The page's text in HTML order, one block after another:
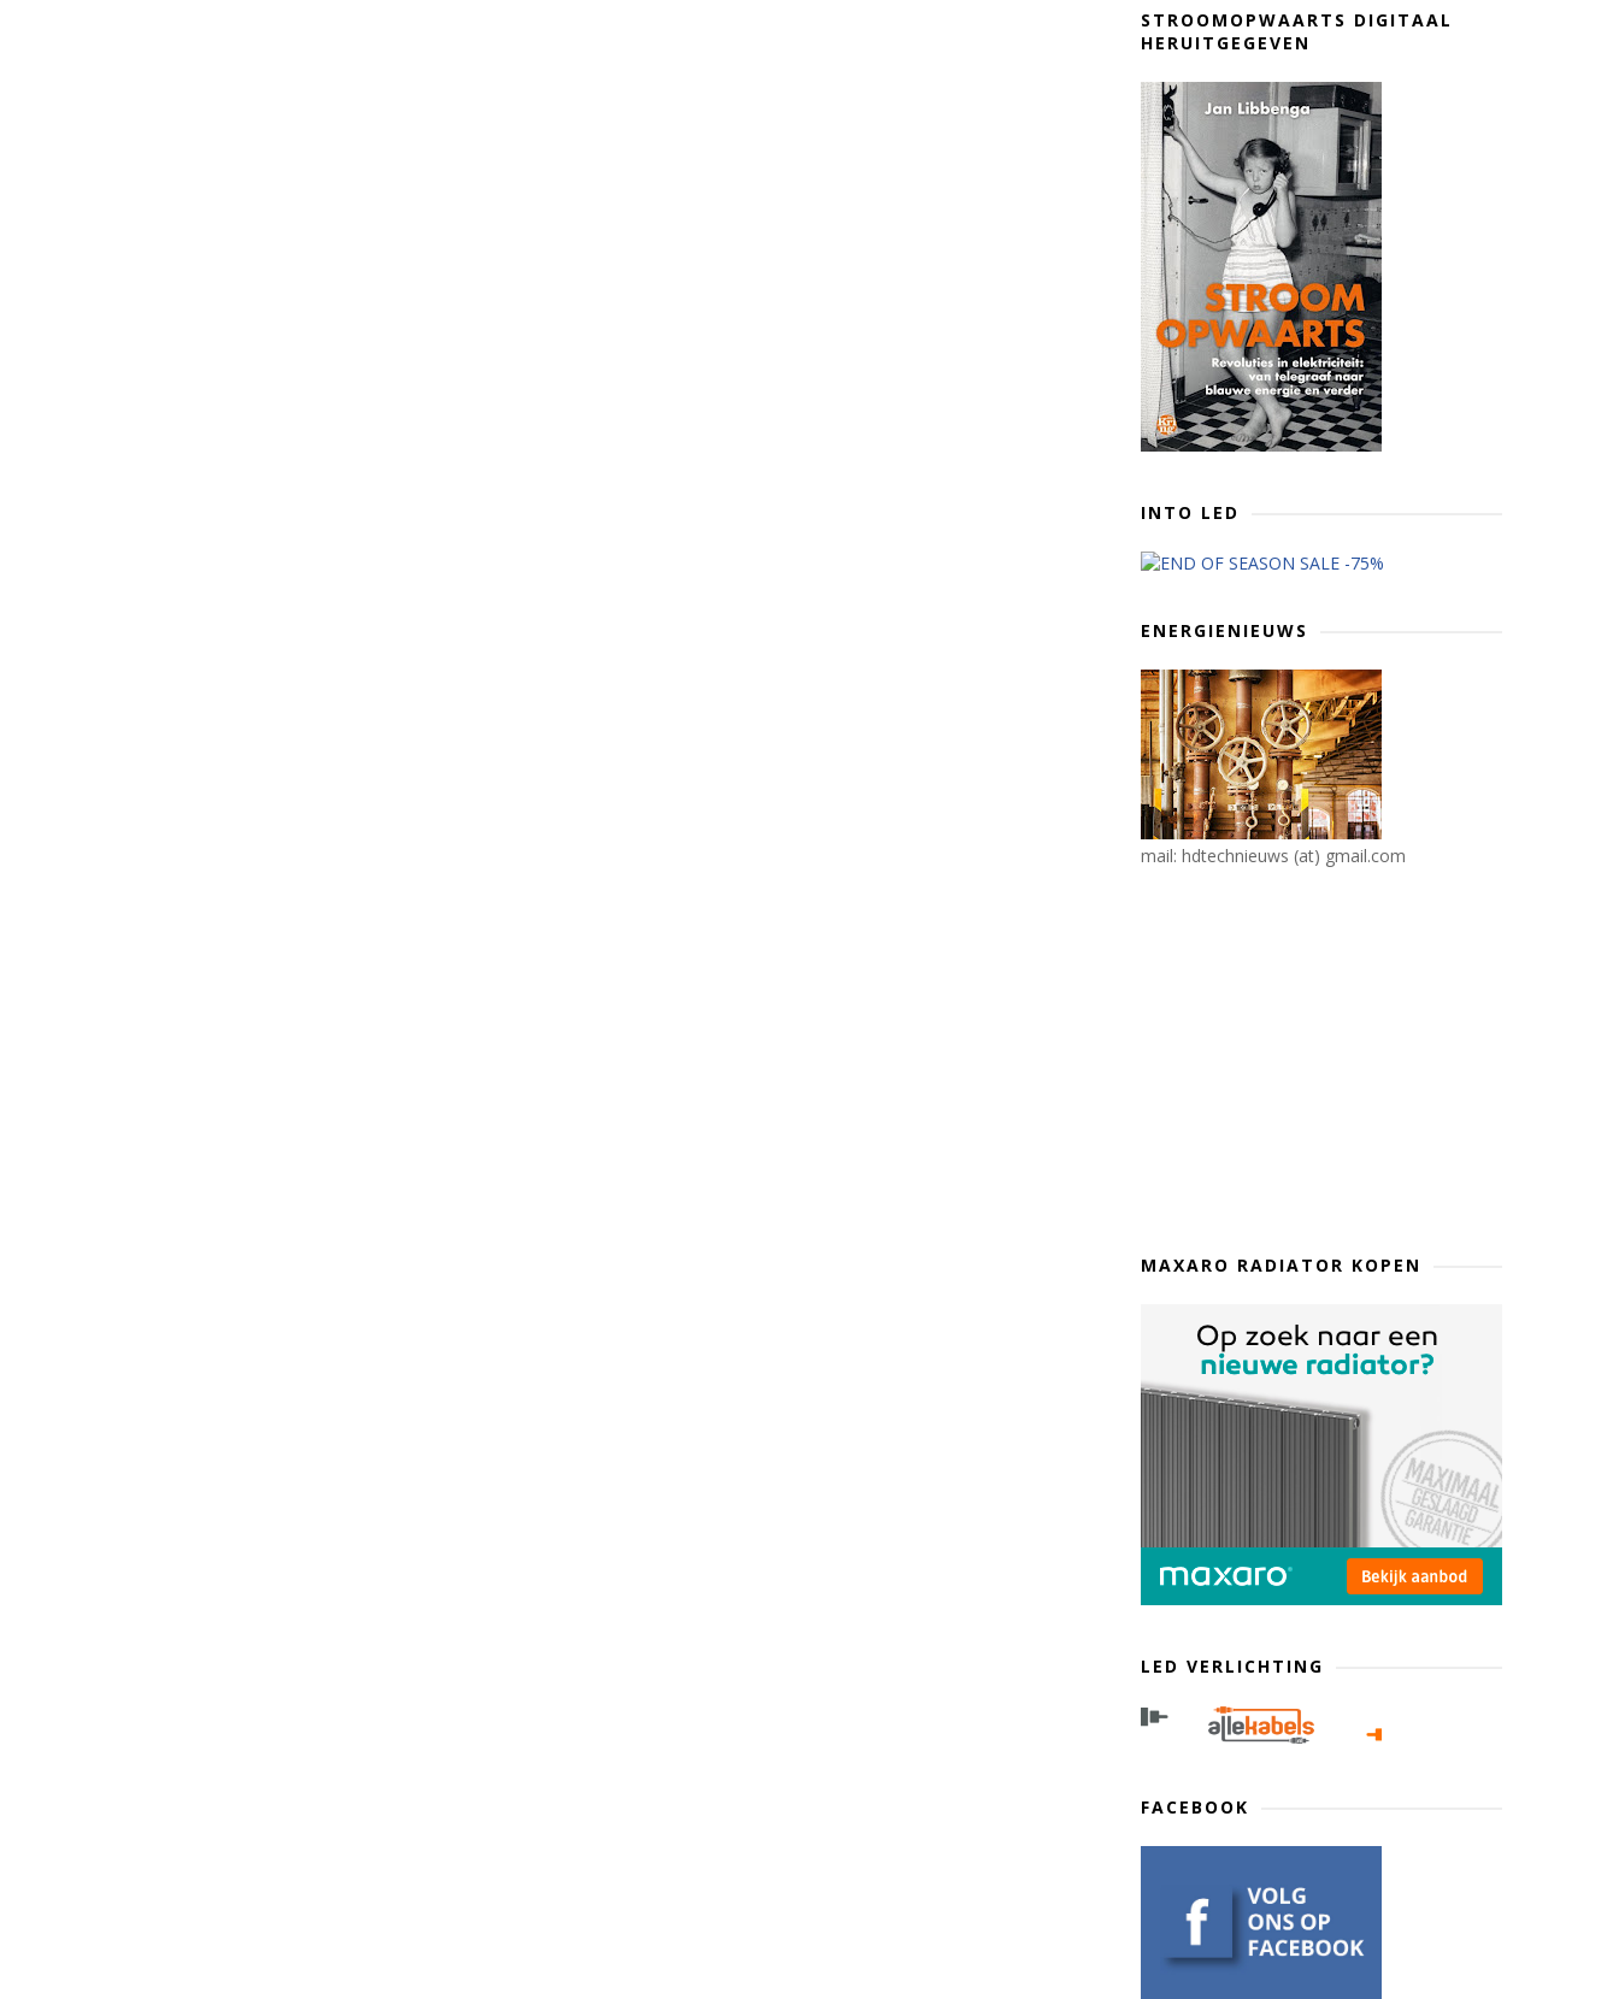
STROOMOPWAARTS DIGITAAL
HERUITGEGEVEN
INTO LED
ENERGIENIEUWS
mail: hdtechnieuws (at) gmail.com
MAXARO RADIATOR KOPEN
LED VERLICHTING
FACEBOOK